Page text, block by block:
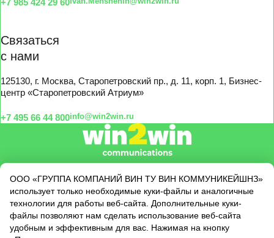
Связаться
с нами
125130, г. Москва, Старопетровский пр., д. 11, корп. 1, Бизнес-
центр «Старопетровский Атриум»
+7 495 66 44 800info@win2win.ru
О нас
Услуги
Кейсы
Клиенты
ООО «ГРУППА КОМПАНИЙ ВИН ТУ ВИН КОММУНИКЕЙШНЗ»
использует только необходимые куки-файлы и аналогичные
технологии для работы веб-сайта. Дополнительные куки-
файлы позволяют нам сделать использование веб-сайта
удобным и эффективным для вас. Нажимая на кнопку